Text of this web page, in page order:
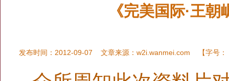
《完美国际·王
发布时间：2012-09-07 文章来源： w2i.wanmei.com 【字号：